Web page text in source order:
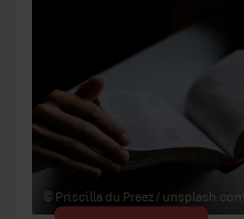
© Priscilla du Preez / unsplash.com